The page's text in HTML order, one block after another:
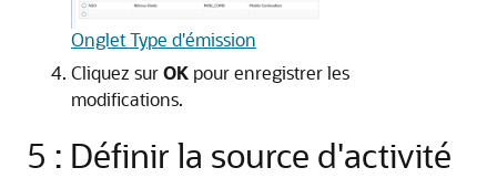
Onglet Type d'émission
Cliquez surOK pour enregistrer les
modifications.
5 : Définir la source d'activité